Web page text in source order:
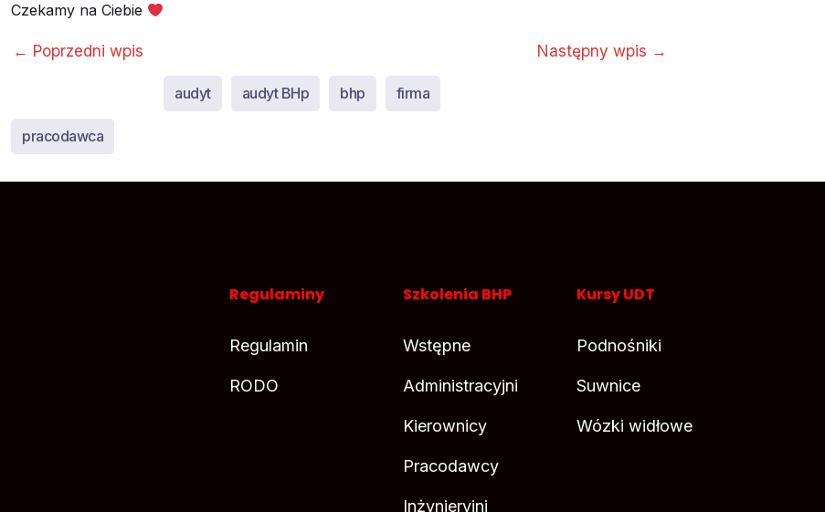
Czekamy na Ciebie
← Poprzedni wpis Następny wpis →
audyt audyt BHp bhp firma
pracodawca
Regulaminy
Regulamin
RODO
Szkolenia BHP
Wstępne
Administracyjni
Kierownicy
Pracodawcy
Inżynieryjni
Kursy UDT
Podnośniki
Suwnice
Wózki widłowe